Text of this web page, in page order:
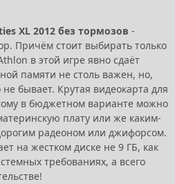
XL 2012 без тормозов -
Причём стоит выбирать только
в этой игре явно сдаёт
памяти не столь важен, но,
бывает. Крутая видеокарта для
в бюджетном варианте можно
плату или же каким-
радеоном или джифорсом.
на жестком диске не 9 ГБ, как
требованиях, а всего